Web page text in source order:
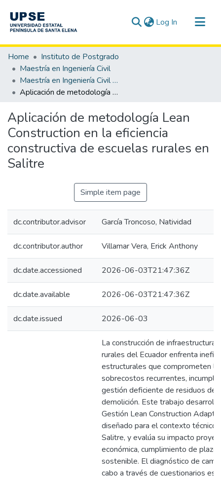
Log In (current)
Communities & Collections
All of DSpace
Statistics
Home
Instituto de Postgrado
Maestría en Ingeniería Civil
Maestría en Ingeniería Civil mención Gestión de la Construcción
Aplicación de metodología Lean Construction en la eficiencia constructiva de escuelas rurales en Salitre
Aplicación de metodología Lean
Construction en la eficiencia
constructiva de escuelas rurales en
Salitre
Simple item page
dc.contributor.advisor García Troncoso, Natividad
dc.contributor.author Villamar Vera, Erick Anthony
dc.date.accessioned 2026-06-03T21:47:36Z
dc.date.available 2026-06-03T21:47:36Z
dc.date.issued 2026-06-03
La construcción de infraestructura
rurales del Ecuador enfrenta
estructurales que comprometen la
sobrecostos recurrentes,
gestión deficiente de residuos de
demolición. Este trabajo
Gestión Lean Construction
diseñado para el contexto técnico
Salitre, y evalúa su impacto
económica, cumplimiento de
sostenible. El diagnóstico de
cabo a través de cuestionarios